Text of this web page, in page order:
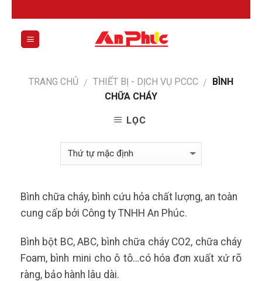
to
content
TRANG CHỦ / THIẾT BỊ - DỊCH VỤ PCCC / BÌNH
CHỮA CHÁY
LỌC
Bình chữa cháy, bình cứu hỏa chất lượng, an toàn
cung cấp bởi Công ty TNHH An Phúc.
Bình bột BC, ABC, bình chữa cháy CO2, chữa cháy
Foam, bình mini cho ô tô…có hóa đơn xuất xứ rõ
ràng, bảo hành lâu dài.